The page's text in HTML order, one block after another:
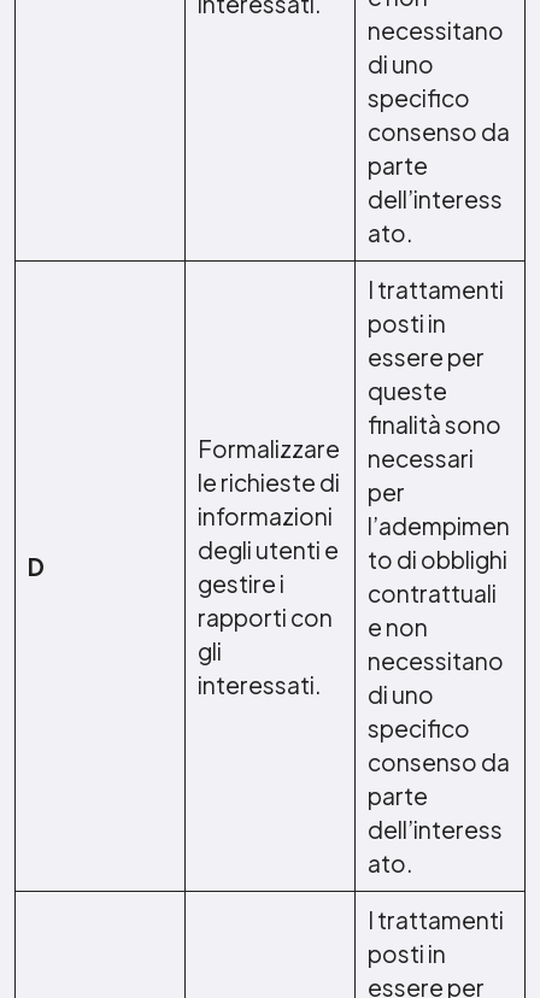
necessitano
di uno
specifico
consenso da
parte
dell’interess
ato.
D
Formalizzare
le richieste di
informazioni
degli utenti e
gestire i
rapporti con
gli
interessati.
I trattamenti
posti in
essere per
queste
finalità sono
necessari
per
l’adempimen
to di obblighi
contrattuali
e non
necessitano
di uno
specifico
consenso da
parte
dell’interess
ato.
I trattamenti
posti in
essere per